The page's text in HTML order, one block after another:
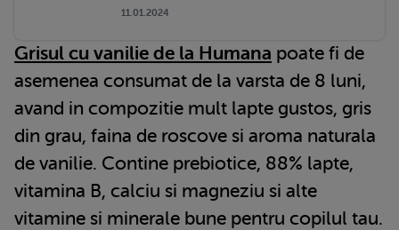
11.01.2024
Grisul cu vanilie de la Humana poate fi de
asemenea consumat de la varsta de 8 luni,
avand in compozitie mult lapte gustos, gris
din grau, faina de roscove si aroma naturala
de vanilie. Contine prebiotice, 88% lapte,
vitamina B, calciu si magneziu si alte
vitamine si minerale bune pentru copilul tau.